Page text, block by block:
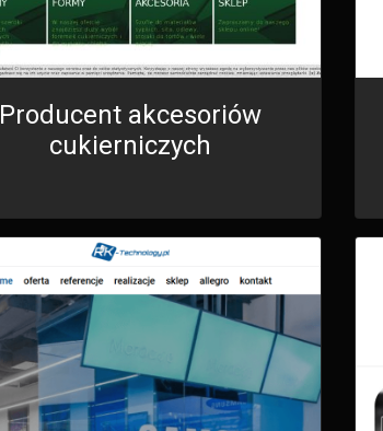
Producent akcesoriów
cukierniczych